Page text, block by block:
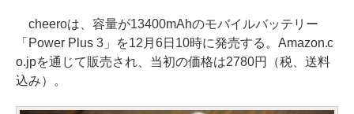
cheeroは、容量が13400mAhのモバイルバッテリー
「Power Plus 3」を12月6日10時に発売する。Amazon.c
o.jpを通じて販売され、当初の価格は2780円（税、送料
込み）。